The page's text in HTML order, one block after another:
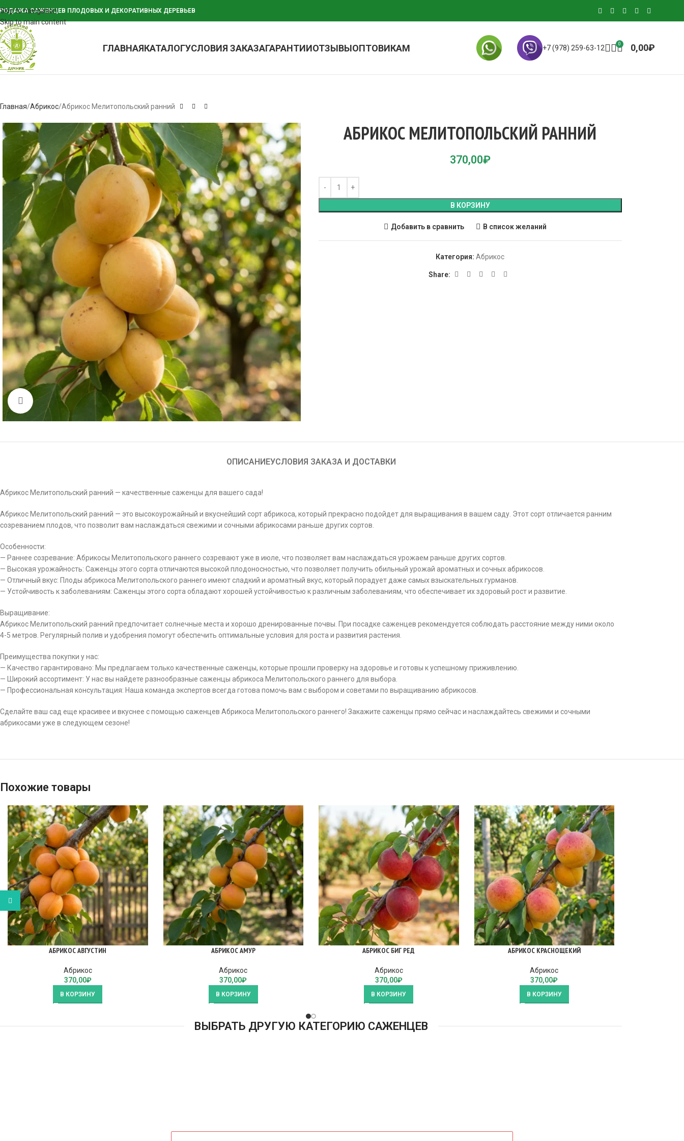
Skip to navigation
Skip to main content
САЖЕНЦЕВ ПЛОДОВЫХ И ДЕКОРАТИВНЫХ ДЕРЕВЬЕВ
ГЛАВНАЯКАТАЛОГУСЛОВИЯ ЗАКАЗАГАРАНТИИОТЗЫВЫОПТОВИКАМ +7 (978) 259-63-12 0 0,00₽
Главная Абрикос Абрикос Мелитопольский ранний
Click to enlarge
АБРИКОС МЕЛИТОПОЛЬСКИЙ РАННИЙ
370,00₽
В КОРЗИНУ
Добавить в сравнить В список желаний
Категория: Абрикос
Share:
ОПИСАНИЕУСЛОВИЯ ЗАКАЗА И ДОСТАВКИ
Абрикос Мелитопольский ранний — качественные саженцы для вашего сада!
Абрикос Мелитопольский ранний — это высокоурожайный и вкуснейший сорт абрикоса, который прекрасно подойдет для выращивания в вашем саду. Этот сорт отличается ранним
созреванием плодов, что позволит вам наслаждаться свежими и сочными абрикосами раньше других сортов.
Особенности:
— Раннее созревание: Абрикосы Мелитопольского раннего созревают уже в июле, что позволяет вам наслаждаться урожаем раньше других сортов.
— Высокая урожайность: Саженцы этого сорта отличаются высокой плодоносностью, что позволяет получить обильный урожай ароматных и сочных абрикосов.
— Отличный вкус: Плоды абрикоса Мелитопольского раннего имеют сладкий и ароматный вкус, который порадует даже самых взыскательных гурманов.
— Устойчивость к заболеваниям: Саженцы этого сорта обладают хорошей устойчивостью к различным заболеваниям, что обеспечивает их здоровый рост и развитие.
Выращивание:
Абрикос Мелитопольский ранний предпочитает солнечные места и хорошо дренированные почвы. При посадке саженцев рекомендуется соблюдать расстояние между ними около
4-5 метров. Регулярный полив и удобрения помогут обеспечить оптимальные условия для роста и развития растения.
Преимущества покупки у нас:
— Качество гарантировано: Мы предлагаем только качественные саженцы, которые прошли проверку на здоровье и готовы к успешному приживлению.
— Широкий ассортимент: У нас вы найдете разнообразные саженцы абрикоса Мелитопольского раннего для выбора.
— Профессиональная консультация: Наша команда экспертов всегда готова помочь вам с выбором и советами по выращиванию абрикосов.
Сделайте ваш сад еще красивее и вкуснее с помощью саженцев Абрикоса Мелитопольского раннего! Закажите саженцы прямо сейчас и наслаждайтесь свежими и сочными
абрикосами уже в следующем сезоне!
Похожие товары
АБРИКОС АВГУСТИН
Абрикос
370,00₽
В КОРЗИНУ
АБРИКОС АМУР
Абрикос
370,00₽
В КОРЗИНУ
АБРИКОС БИГ РЕД
Абрикос
370,00₽
В КОРЗИНУ
АБРИКОС КРАСНОЩЕКИЙ
Абрикос
370,00₽
В КОРЗИНУ
ВЫБРАТЬ ДРУГУЮ КАТЕГОРИЮ САЖЕНЦЕВ
WhatsApp